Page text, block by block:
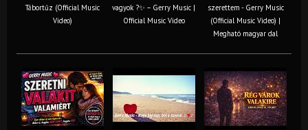
Tábortűz (Official Music
Video)
vagyok ?✨ – Gerry Music |
Official Music Video
szerettem - Gerry Music
(Official Music Video) |
Megható magyar dal